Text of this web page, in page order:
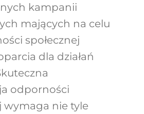
kampanii
mających na celu
społecznej
dla działań
odporności
wymaga nie tyle